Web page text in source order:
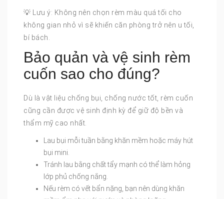
💡 Lưu ý: Không nên chọn rèm màu quá tối cho
không gian nhỏ vì sẽ khiến căn phòng trở nên u tối,
bí bách.
Bảo quản và vệ sinh rèm
cuốn sao cho đúng?
Dù là vật liệu chống bụi, chống nước tốt, rèm cuốn
cũng cần được vệ sinh định kỳ để giữ độ bền và
thẩm mỹ cao nhất.
Lau bụi mỗi tuần bằng khăn mềm hoặc máy hút
bụi mini.
Tránh lau bằng chất tẩy mạnh có thể làm hỏng
lớp phủ chống nắng.
Nếu rèm có vết bẩn nặng, bạn nên dùng khăn